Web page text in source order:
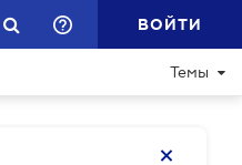
ВОЙТИ
Темы